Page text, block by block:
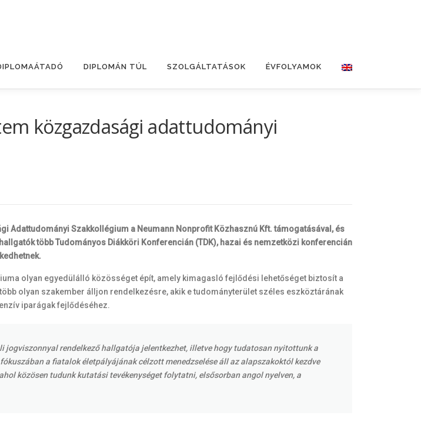
DIPLOMÁN TÚL SZOLGÁLTATÁSOK ÉVFOLYAMOK
közgazdasági adattudományi
Adattudományi Szakkollégium a Neumann Nonprofit Közhasznú Kft. támogatásával, és
több Tudományos Diákköri Konferencián (TDK), hazai és nemzetközi konferencián
olyan egyedülálló közösséget épít, amely kimagasló fejlődési lehetőséget biztosít a
olyan szakember álljon rendelkezésre, akik e tudományterület széles eszköztárának
iparágak fejlődéséhez.
jogviszonnyal rendelkező hallgatója jelentkezhet, illetve hogy tudatosan nyitottunk a
a fiatalok életpályájának célzott menedzselése áll az alapszakoktól kezdve
közösen tudunk kutatási tevékenységet folytatni, elsősorban angol nyelven, a